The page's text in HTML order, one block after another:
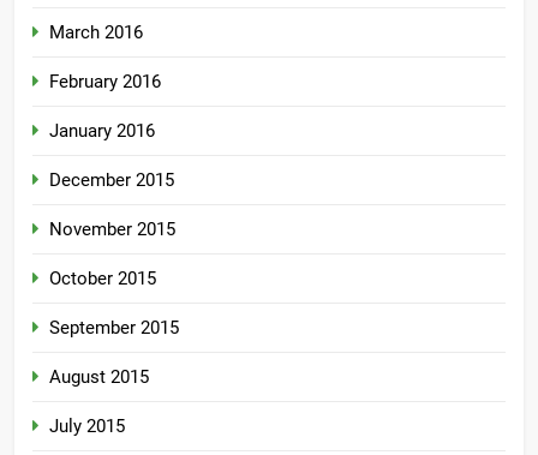
March 2016
February 2016
January 2016
December 2015
November 2015
October 2015
September 2015
August 2015
July 2015